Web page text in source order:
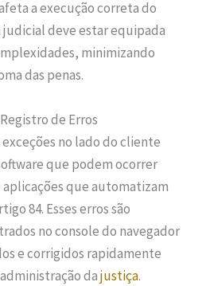
a execução correta do
deve estar equipada
minimizando
das penas.
de Erros
no lado do cliente
que podem ocorrer
que automatizam
84. Esses erros são
no console do navegador
e corrigidos rapidamente
dajustiça.